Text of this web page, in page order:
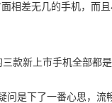
相差无几的手机，而
问是下了一番心思，